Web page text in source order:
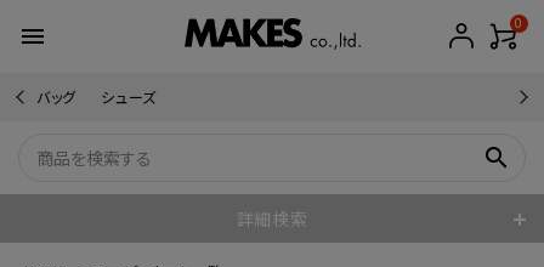
menu 0
バッグ シューズ
search
詳細検索